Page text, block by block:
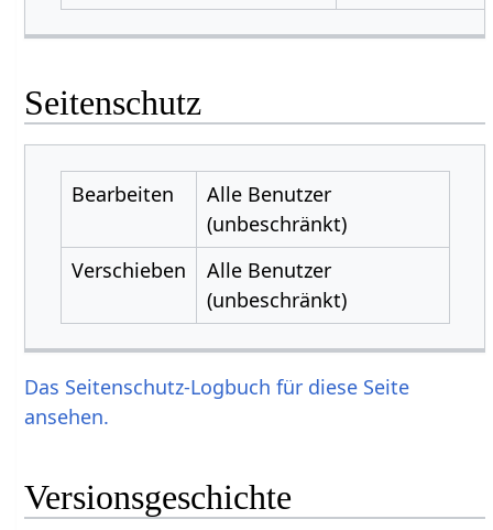
Seitenschutz
Bearbeiten
Alle Benutzer
(unbeschränkt)
Verschieben
Alle Benutzer
(unbeschränkt)
Das Seitenschutz-Logbuch für diese Seite
ansehen.
Versionsgeschichte